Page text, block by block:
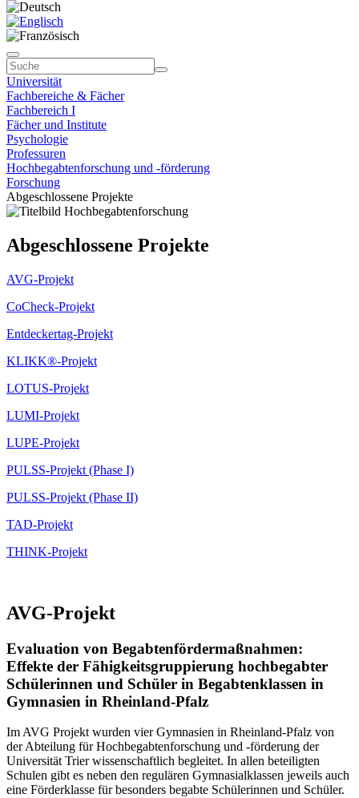
Universität
Fachbereiche & Fächer
Fachbereich I
Fächer und Institute
Psychologie
Professuren
Hochbegabtenforschung und -förderung
Forschung
Abgeschlossene Projekte
Abgeschlossene Projekte
AVG-Projekt
CoCheck-Projekt
Entdeckertag-Projekt
KLIKK®-Projekt
LOTUS-Projekt
LUMI-Projekt
LUPE-Projekt
PULSS-Projekt (Phase I)
PULSS-Projekt (Phase II)
TAD-Projekt
THINK-Projekt
AVG-Projekt
Evaluation von Begabtenfördermaßnahmen:
Effekte der Fähigkeitsgruppierung hochbegabter
Schülerinnen und Schüler in Begabtenklassen in
Gymnasien in Rheinland-Pfalz
Im AVG Projekt wurden vier Gymnasien in Rheinland-Pfalz von
der Abteilung für Hochbegabtenforschung und -förderung der
Universität Trier wissenschaftlich begleitet. In allen beteiligten
Schulen gibt es neben den regulären Gymnasialklassen jeweils auch
eine Förderklasse für besonders begabte Schülerinnen und Schüler.